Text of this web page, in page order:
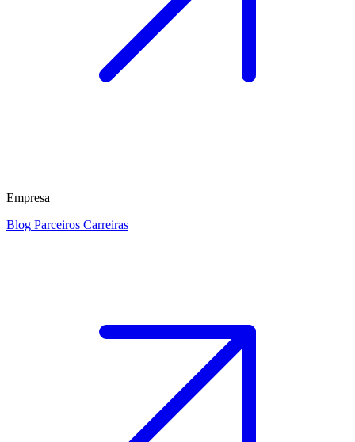
Empresa
Blog Parceiros Carreiras